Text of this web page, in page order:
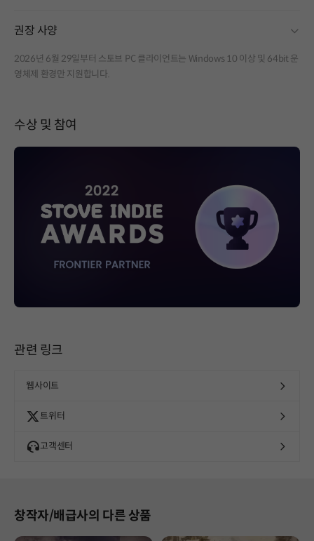
권장 사양
2026년 6월 29일부터 스토브 PC 클라이언트는 Windows 10 이상 및 64bit 운
영체제 환경만 지원합니다.
수상 및 참여
관련 링크
웹사이트
트위터
고객센터
창작자/배급사의 다른 상품